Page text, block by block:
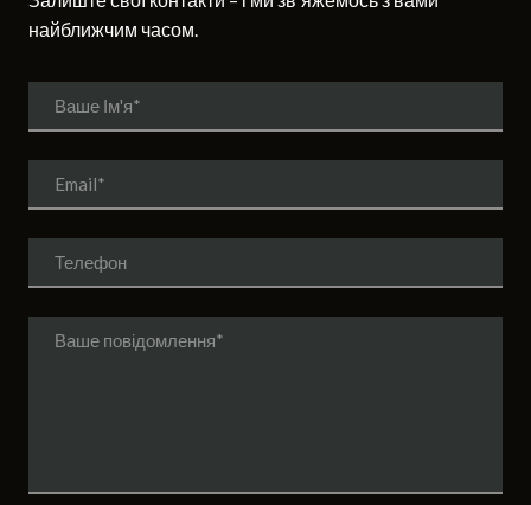
найближчим часом.